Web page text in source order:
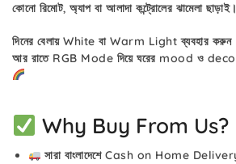
কোনো রিমোট, অ্যাপ বা আলাদা কন্ট্রোলের ঝামেলা ছাড়াই।
দিনের বেলায় White বা Warm Light ব্যবহার করুন
আর রাতে RGB Mode দিয়ে ঘরের mood ও
Why Buy From Us?
সারা বাংলাদেশে Cash on Home